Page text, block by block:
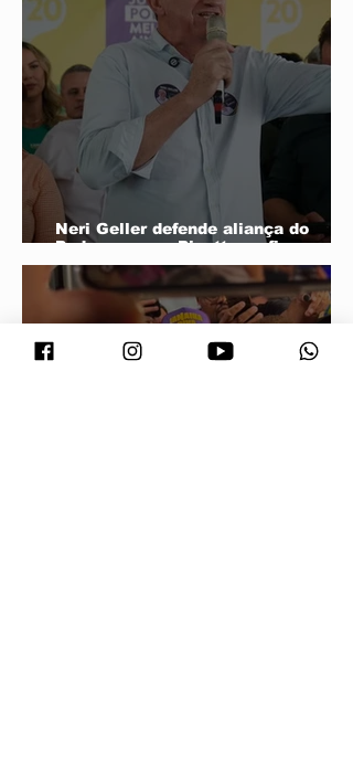
Neri Geller defende aliança do
Podemos com Pivetta e afirma que
entrou na sigla com esse acordo